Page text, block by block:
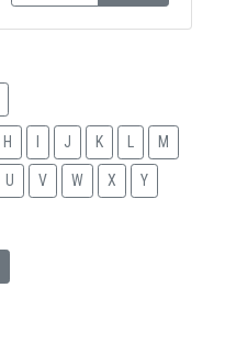
H J K M
U V W X Y